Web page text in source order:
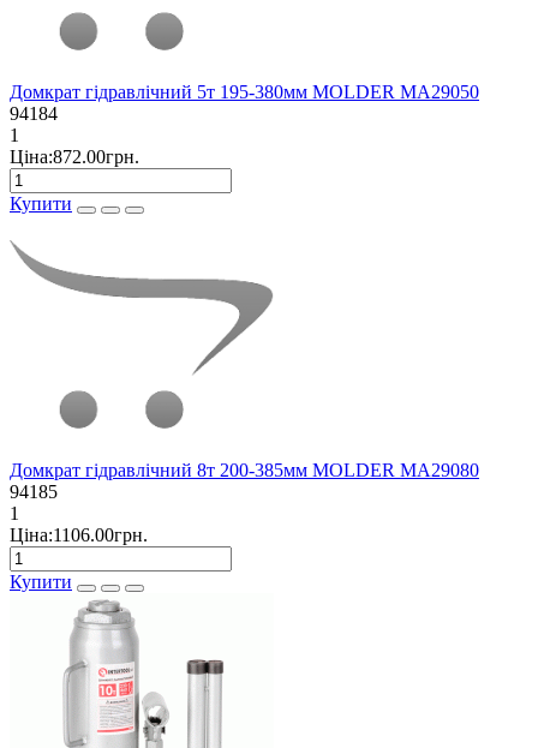
Домкрат гідравлічний 5т 195-380мм MOLDER MA29050
94184
1
Ціна:872.00грн.
Купити
Домкрат гідравлічний 8т 200-385мм MOLDER MA29080
94185
1
Ціна:1106.00грн.
Купити